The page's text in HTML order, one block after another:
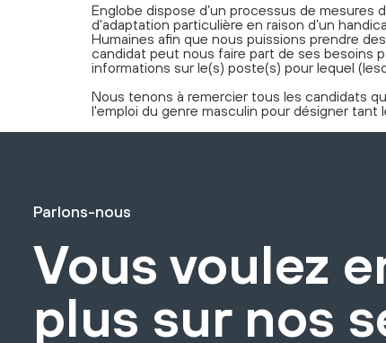
Englobe dispose d’un processus de mesures
d'adaptation particulière en raison d’un
Humaines afin que nous puissions prendre
candidat peut nous faire part de ses besoins
informations sur le(s) poste(s) pour lequel
Nous tenons à remercier tous les candidats
l'emploi du genre masculin pour désigner tant
Parlons-nous
Vous voulez
plus sur nos